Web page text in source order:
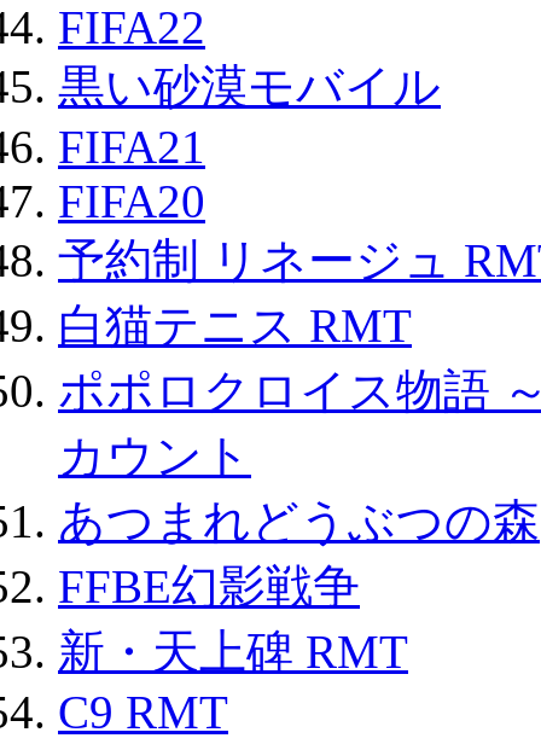
FIFA22
黒い砂漠モバイル
FIFA21
FIFA20
予約制 リネージュ
白猫テニス RMT
ポポロクロイス物語
カウント
あつまれどうぶつの森
FFBE幻影戦争
新・天上碑 RMT
C9 RMT